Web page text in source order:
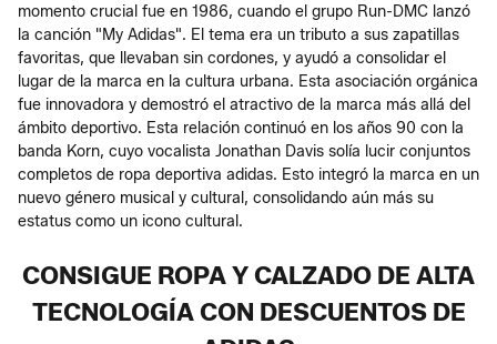
momento crucial fue en 1986, cuando el grupo Run-DMC lanzó
la canción "My Adidas". El tema era un tributo a sus zapatillas
favoritas, que llevaban sin cordones, y ayudó a consolidar el
lugar de la marca en la cultura urbana. Esta asociación orgánica
fue innovadora y demostró el atractivo de la marca más allá del
ámbito deportivo. Esta relación continuó en los años 90 con la
banda Korn, cuyo vocalista Jonathan Davis solía lucir conjuntos
completos de ropa deportiva adidas. Esto integró la marca en un
nuevo género musical y cultural, consolidando aún más su
estatus como un icono cultural.
CONSIGUE ROPA Y CALZADO DE ALTA
TECNOLOGÍA CON DESCUENTOS DE